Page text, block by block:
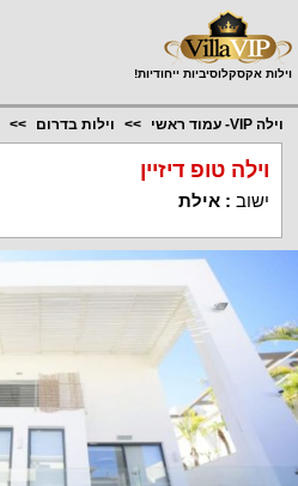
וילות אקסקלוסיביות ייחודיות!
וילה VIP- עמוד ראשי וילות בדרום
וילה טופ דיזיין
ישוב :אילת